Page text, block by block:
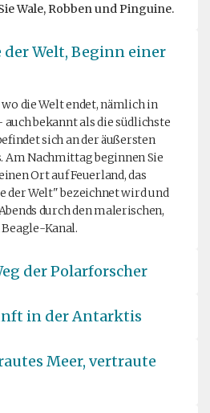
Wale, Robben und Pinguine.
der Welt, Beginn einer
die Welt endet, nämlich in
bekannt als die südlichste
sich an der äußersten
Am Nachmittag beginnen Sie
Ort auf Feuerland, das
der Welt" bezeichnet wird und
durch den malerischen,
Kanal.
der Polarforscher
in der Antarktis
Meer, vertraute